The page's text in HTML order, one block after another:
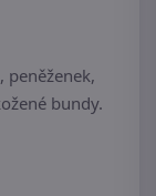
peněženek,
bundy.